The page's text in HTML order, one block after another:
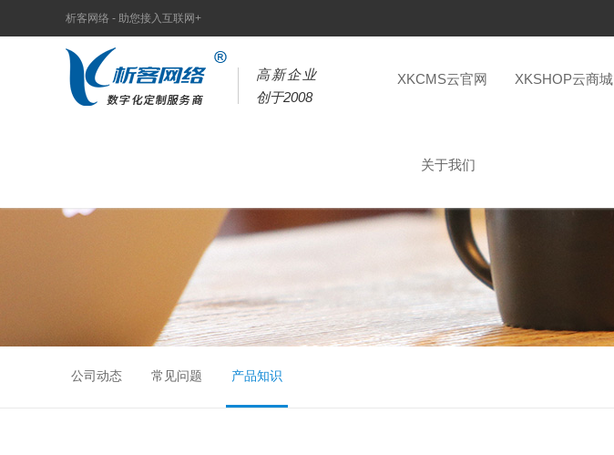
析客网络 - 助您接入互联网+
高新企业
创于2008
XKCMS云官网 XKSHOP云商城
关于我们
公司动态 常见问题 产品知识